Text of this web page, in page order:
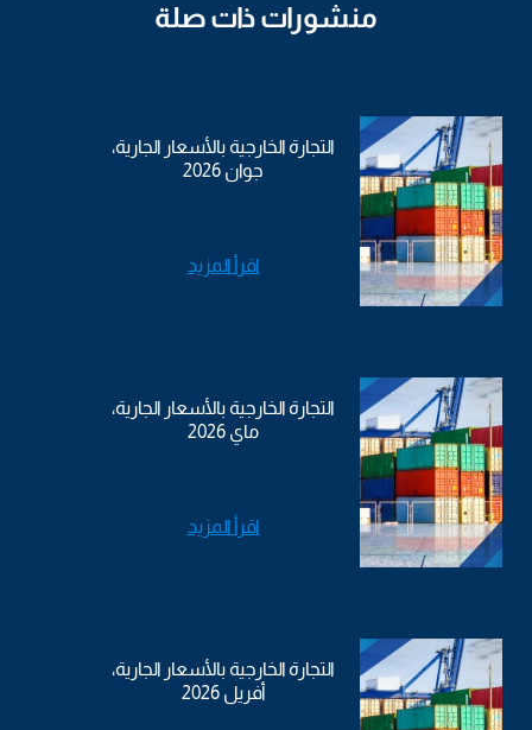
منشورات ذات صلة
التجارة الخارجية بالأسعار الجارية،
جوان 2026
اقرأ المزيد
التجارة الخارجية بالأسعار الجارية،
ماي 2026
اقرأ المزيد
التجارة الخارجية بالأسعار الجارية،
أفريل 2026